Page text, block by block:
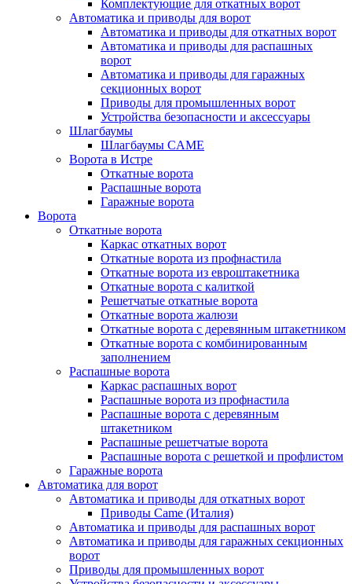
Комплектующие для откатных ворот
Автоматика и приводы для ворот
Автоматика и приводы для откатных ворот
Автоматика и приводы для распашных
ворот
Автоматика и приводы для гаражных
секционных ворот
Приводы для промышленных ворот
Устройства безопасности и аксессуары
Шлагбаумы
Шлагбаумы CAME
Ворота в Истре
Откатные ворота
Распашные ворота
Гаражные ворота
Ворота
Откатные ворота
Каркас откатных ворот
Откатные ворота из профнастила
Откатные ворота из евроштакетника
Откатные ворота с калиткой
Решетчатые откатные ворота
Откатные ворота жалюзи
Откатные ворота с деревянным штакетником
Откатные ворота с комбинированным
заполнением
Распашные ворота
Каркас распашных ворот
Распашные ворота из профнастила
Распашные ворота с деревянным
штакетником
Распашные решетчатые ворота
Распашные ворота с решеткой и профлистом
Гаражные ворота
Автоматика для ворот
Автоматика и приводы для откатных ворот
Приводы Came (Италия)
Автоматика и приводы для распашных ворот
Автоматика и приводы для гаражных секционных
ворот
Приводы для промышленных ворот